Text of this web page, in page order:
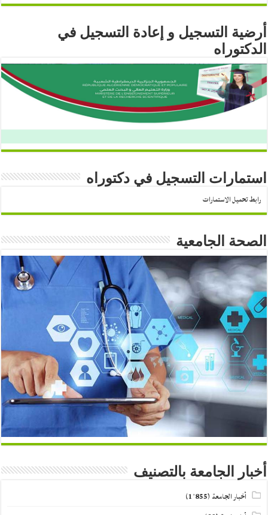
أرضية التسجيل و إعادة التسجيل في
الدكتوراه
استمارات التسجيل في دكتوراه
رابط تحميل الاستمارات
الصحة الجامعية
أخبار الجامعة بالتصنيف
أخبار الجامعة (1٬855)